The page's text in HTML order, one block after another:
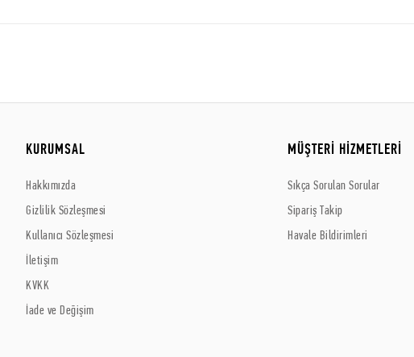
KURUMSAL
Hakkımızda
Gizlilik Sözleşmesi
Kullanıcı Sözleşmesi
İletişim
KVKK
İade ve Değişim
MÜŞTERİ HİZMETLERİ
Sıkça Sorulan Sorular
Sipariş Takip
Havale Bildirimleri